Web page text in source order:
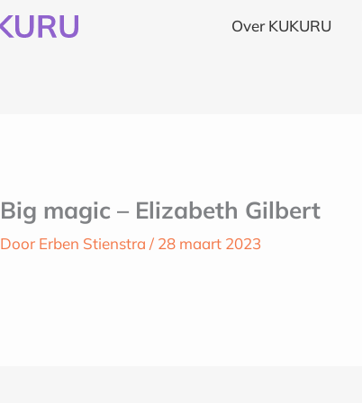
Over KUKURU
Big magic – Elizabeth Gilbert
Door Erben Stienstra/ 28 maart 2023